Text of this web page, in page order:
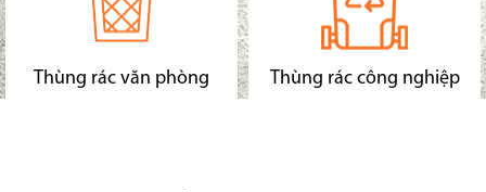
Thùng rác văn phòng Thùng rác công nghiệp